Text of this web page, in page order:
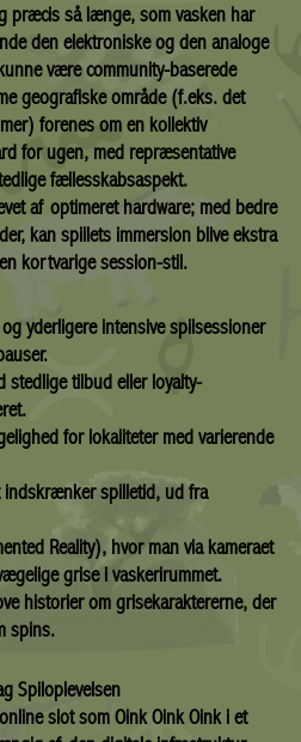
præcis så længe, som vasken har
den elektroniske og den analoge
være community-baserede
geografiske område (f.eks. det
forenes om en kollektiv
for ugen, med repræsentative
fællesskabsaspekt.
af optimeret hardware; med bedre
kan spillets immersion blive ekstra
kortvarige session-stil.
yderligere intensive spilsessioner
stedlige tilbud eller loyalty-
for lokaliteter med varierende
indskrænker spilletid, ud fra
Reality), hvor man via kameraet
grise i vaskerirummet.
historier om grisekaraktererne, der
spins.
Spiloplevelsen
slot som Oink Oink Oink i et